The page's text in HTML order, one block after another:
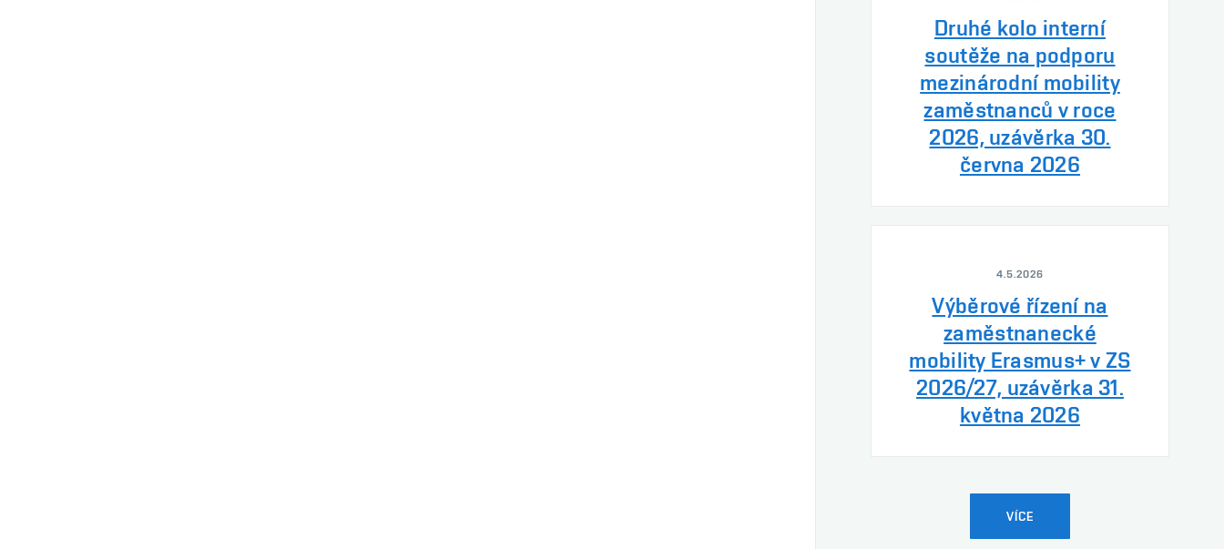
Druhé kolo interní
soutěže na podporu
mezinárodní mobility
zaměstnanců v roce
2026, uzávěrka 30.
června 2026
4.5.2026
Výběrové řízení na
zaměstnanecké
mobility Erasmus+ v ZS
2026/27, uzávěrka 31.
května 2026
VÍCE